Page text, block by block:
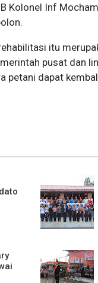
Kolonel Inf
itu
pusat dan
petani dapat